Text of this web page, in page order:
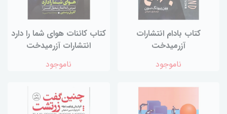
کتاب بادام انتشارات
آزرمیدخت
ناموجود
کتاب کائنات هوای شما را دارد
انتشارات آزرمیدخت
ناموجود